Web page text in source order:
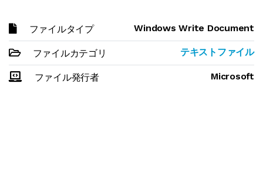
ファイルタイプ Windows Write Document
ファイルカテゴリ テキストファイル
ファイル発行者 Microsoft